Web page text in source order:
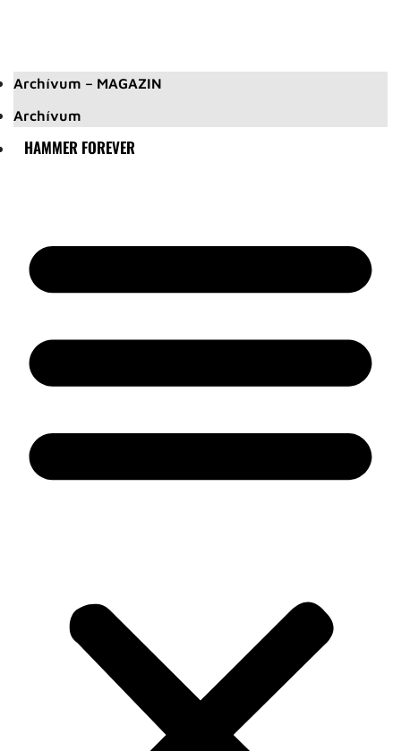
Archívum – MAGAZIN
Archívum
HAMMER FOREVER